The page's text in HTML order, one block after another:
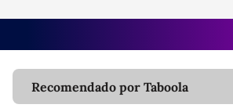
Recomendado por Taboola